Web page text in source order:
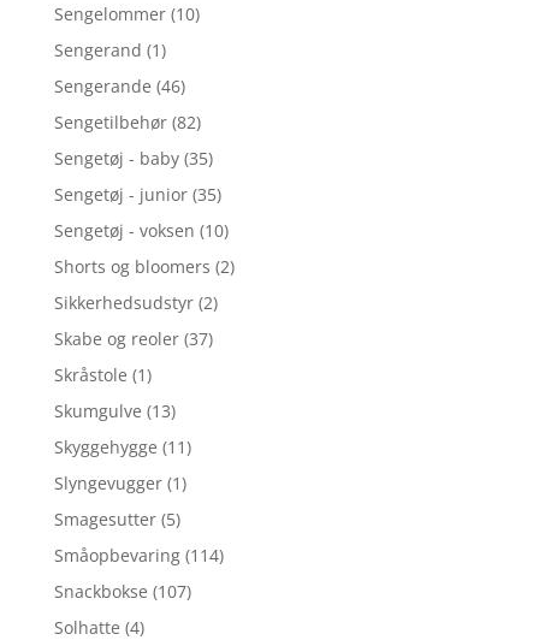
Sengelommer (10)
Sengerand (1)
Sengerande (46)
Sengetilbehør (82)
Sengetøj - baby (35)
Sengetøj - junior (35)
Sengetøj - voksen (10)
Shorts og bloomers (2)
Sikkerhedsudstyr (2)
Skabe og reoler (37)
Skråstole (1)
Skumgulve (13)
Skyggehygge (11)
Slyngevugger (1)
Smagesutter (5)
Småopbevaring (114)
Snackbokse (107)
Solhatte (4)